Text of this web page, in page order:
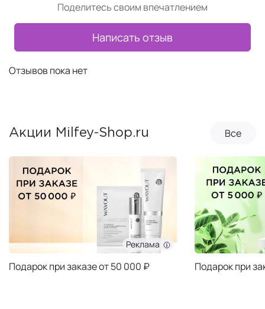
Поделитесь своим впечатлением
Написать отзыв
Отзывов пока нет
Акции Milfey-Shop.ru Все
Реклама
Подарок при заказе от 50 000 ₽ Подарок при